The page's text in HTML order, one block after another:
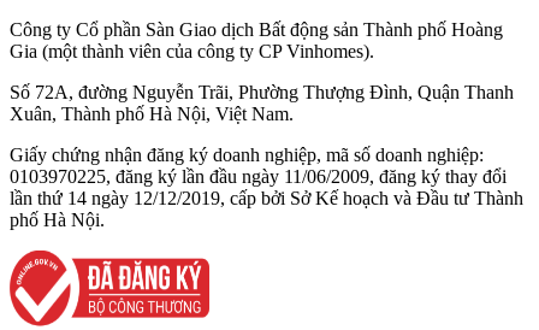
Công ty Cổ phần Sàn Giao dịch Bất động sản Thành phố Hoàng
Gia (một thành viên của công ty CP Vinhomes).
Số 72A, đường Nguyễn Trãi, Phường Thượng Đình, Quận Thanh
Xuân, Thành phố Hà Nội, Việt Nam.
Giấy chứng nhận đăng ký doanh nghiệp, mã số doanh nghiệp:
0103970225, đăng ký lần đầu ngày 11/06/2009, đăng ký thay đổi
lần thứ 14 ngày 12/12/2019, cấp bởi Sở Kế hoạch và Đầu tư Thành
phố Hà Nội.